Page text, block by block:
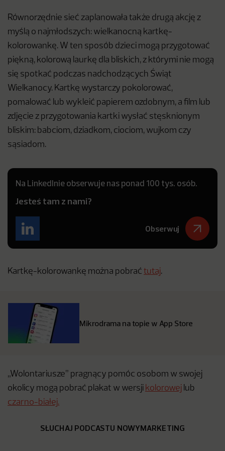
Równorzędnie sieć zaplanowała także drugą akcję z
myślą o najmłodszych: wielkanocną kartkę-
kolorowankę. W ten sposób dzieci mogą przygotować
piękną, kolorową laurkę dla bliskich, z którymi nie mogą
się spotkać podczas nadchodzących Świąt
Wielkanocy. Kartkę wystarczy pokolorować,
pomalować lub wykleić papierem ozdobnym, a film lub
zdjęcie z przygotowania kartki wysłać stęsknionym
bliskim: babciom, dziadkom, ciociom, wujkom czy
sąsiadom.
Na LinkedInie obserwuje nas ponad 100 tys. osób.
Jesteś tam z nami?
Obserwuj
Kartkę-kolorowankę można pobrać tutaj.
Mikrodrama na topie w App Store
„Wolontariusze” pragnący pomóc osobom w swojej
okolicy mogą pobrać plakat w wersji kolorowej lub
czarno-białej.
SŁUCHAJ PODCASTU NOWYMARKETING